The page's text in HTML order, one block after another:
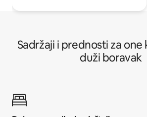
Sadržaji i prednosti za one
duži boravak